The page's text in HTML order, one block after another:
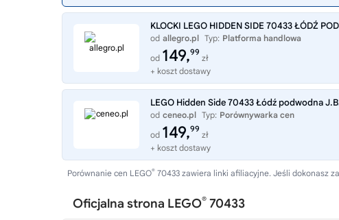
KLOCKI LEGO HIDDEN SIDE 70433 ŁÓDŹ
od allegro.pl Typ: Platforma handlowa
od 149,99
zł
+ koszt dostawy
LEGO Hidden Side 70433 Łódź podwodna
od ceneo.pl Typ: Porównywarka cen
od 149,99
zł
+ koszt dostawy
Porównanie cen LEGO® 70433 zawiera linki afiliacyjne. Jeśli dokonasz
Oficjalna strona LEGO® 70433